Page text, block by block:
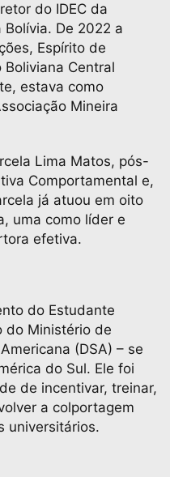
do IDEC da
De 2022 a
Espírito de
Central
estava como
Mineira
Lima Matos, pós-
Comportamental e,
já atuou em oito
uma como líder e
efetiva.
do Estudante
do Ministério de
(DSA) – se
do Sul. Ele foi
de incentivar, treinar,
a colportagem
universitários.